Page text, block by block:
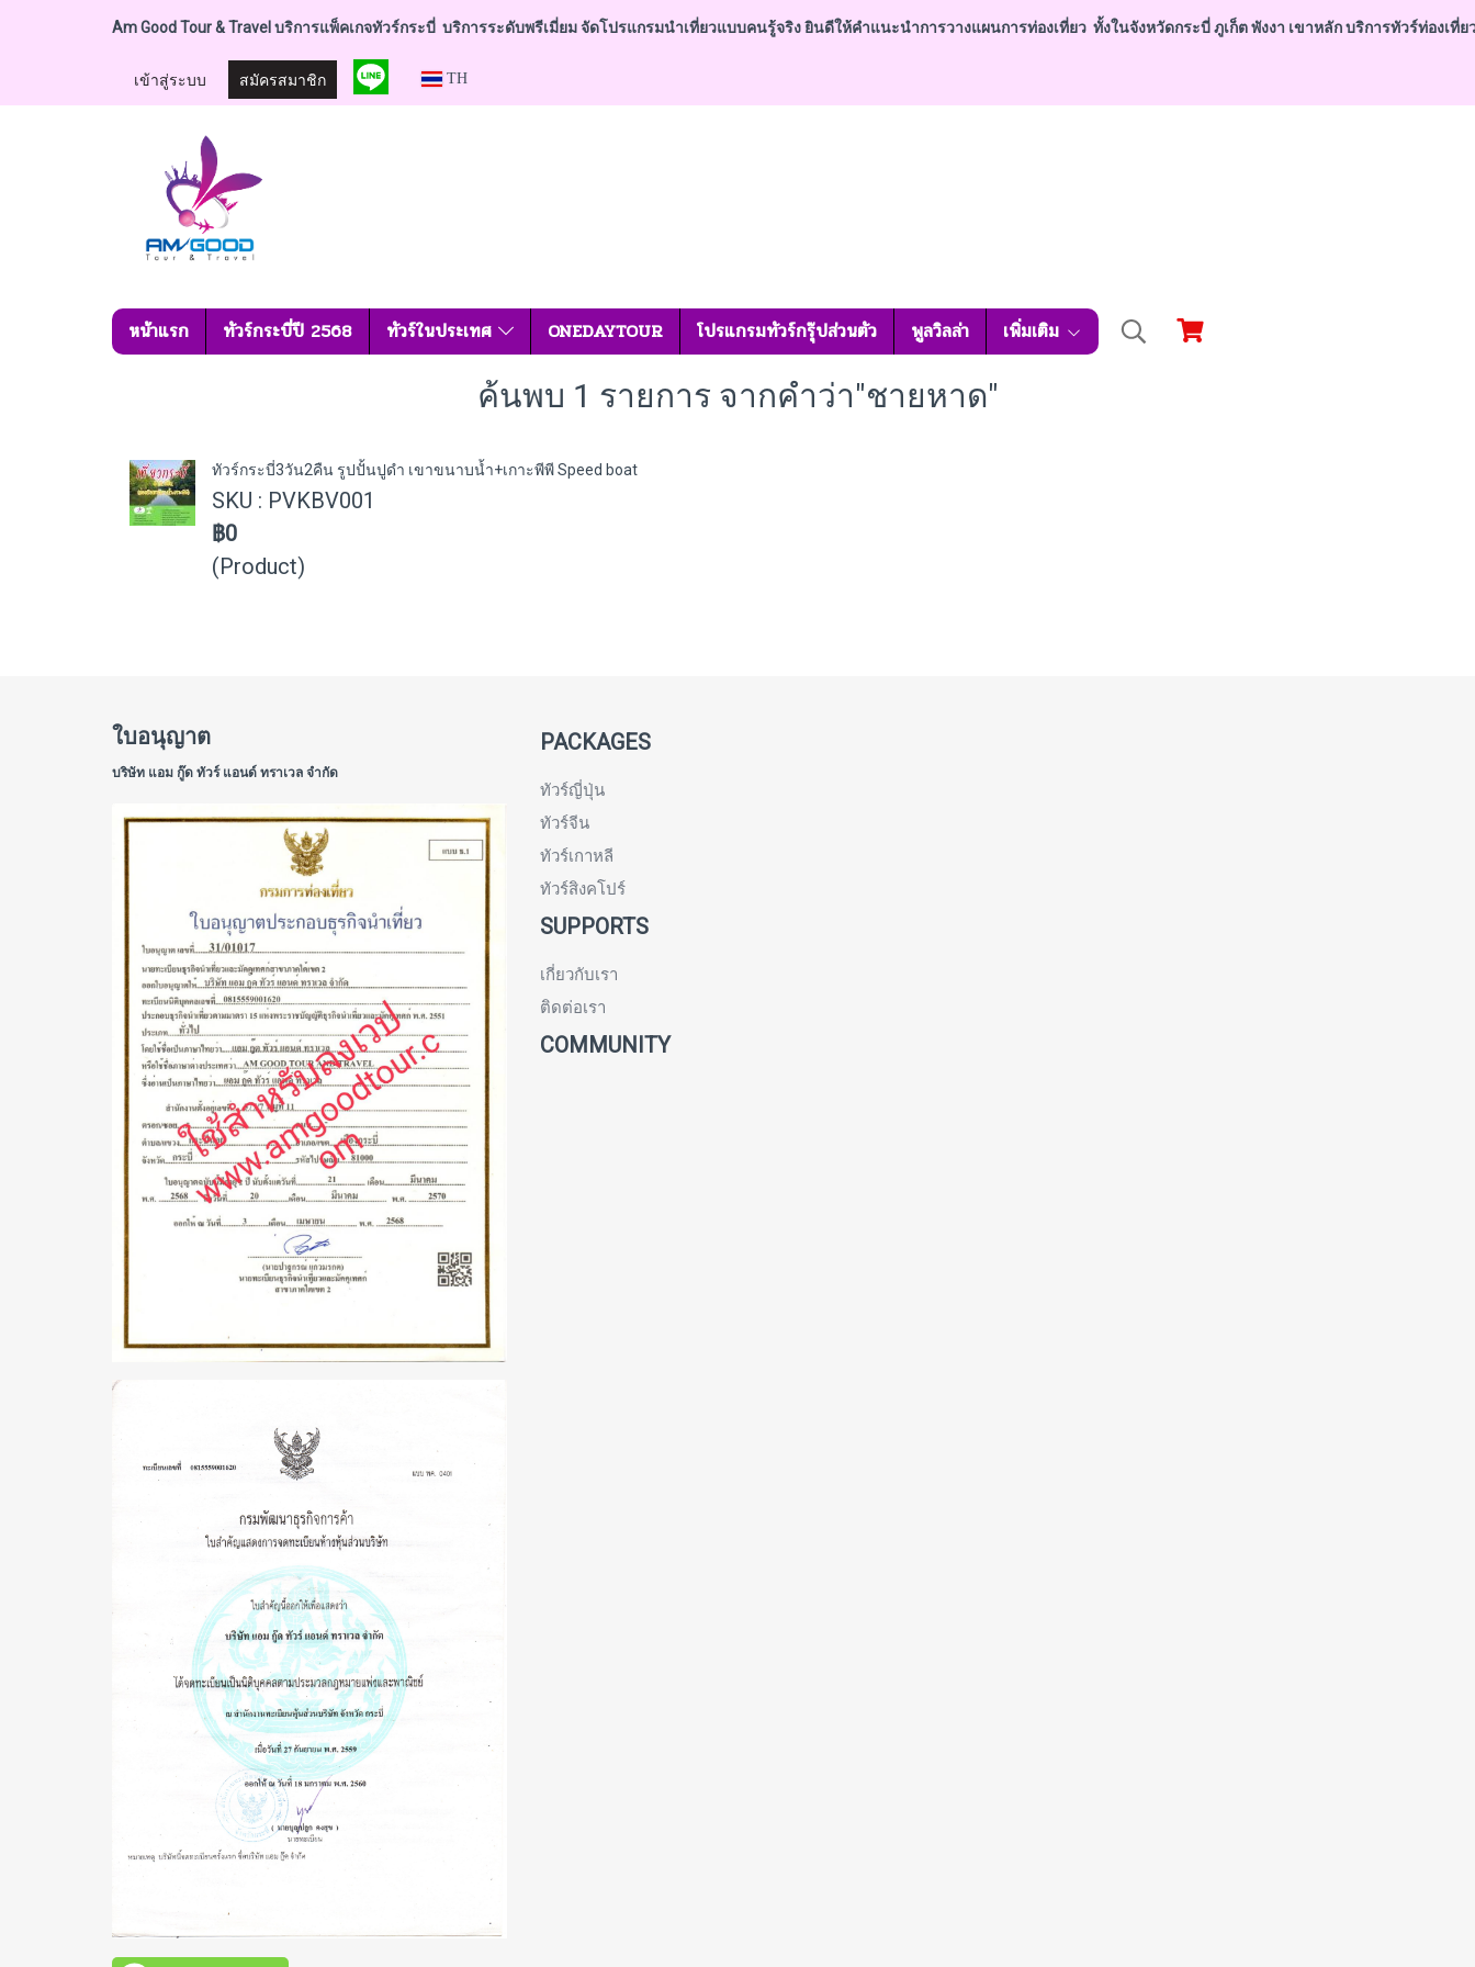
Am Good Tour & Travel บริการแพ็คเกจทัวร์กระบี่ บริการระดับพรีเมี่ยม จัดโปรแกรมนำเที่ยวแบบคนรู้จริง ยินดีให้คำแนะนำการวางแผนการท่องเที่ยว ทั้งในจังหวัดกระบี่ ภูเก็ต พังงา เขาหลัก บริการทัวร์ท่อง
เข้าสู่ระบบ สมัครสมาชิก TH
หน้าแรก ทัวร์กระบี่ปี 2568 ทัวร์ในประเทศ ONEDAYTOUR โปรแกรมทัวร์กรุ๊ปส่วนตัว พูลวิลล่า เพิ่มเติม
ค้นพบ 1 รายการ จากคำว่า"ชายหาด"
ทัวร์กระบี่3วัน2คืน รูปปั้นปูดำ เขาขนาบน้ำ+เกาะพีพี Speed boat
SKU : PVKBV001
฿0
(Product)
ใบอนุญาต
บริษัท แอม กู๊ด ทัวร์ แอนด์ ทราเวล จำกัด
PACKAGES
ทัวร์ญี่ปุ่น
ทัวร์จีน
ทัวร์เกาหลี
ทัวร์สิงคโปร์
SUPPORTS
เกี่ยวกับเรา
ติดต่อเรา
COMMUNITY